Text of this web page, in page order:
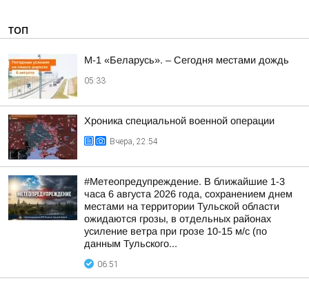
ТОП
М-1 «Беларусь». – Сегодня местами дождь
05:33
Хроника специальной военной операции
Вчера, 22:54
#Метеопредупреждение. В ближайшие 1-3
часа 6 августа 2026 года, сохранением днем
местами на территории Тульской области
ожидаются грозы, в отдельных районах
усиление ветра при грозе 10-15 м/с (по
данным Тульского...
06:51